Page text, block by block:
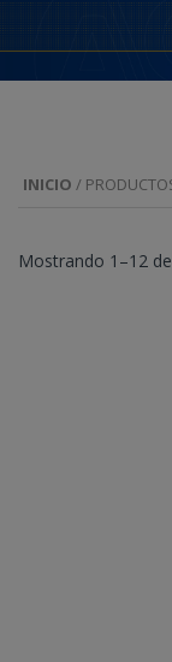
INICIO /
Mostrando 1–12